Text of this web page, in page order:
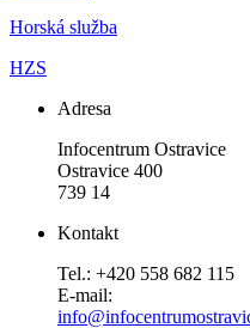
Horská služba
HZS
Adresa
Infocentrum Ostravice
Ostravice 400
739 14
Kontakt
Tel.: +420 558 682 115
E-mail: